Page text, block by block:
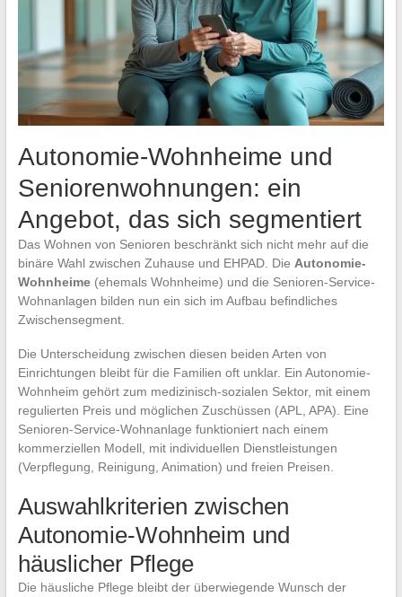
Autonomie-Wohnheime und
Seniorenwohnungen: ein
Angebot, das sich segmentiert
Das Wohnen von Senioren beschränkt sich nicht mehr auf die
binäre Wahl zwischen Zuhause und EHPAD. Die Autonomie-
Wohnheime(ehemals Wohnheime) und die Senioren-Service-
Wohnanlagen bilden nun ein sich im Aufbau befindliches
Zwischensegment.
Die Unterscheidung zwischen diesen beiden Arten von
Einrichtungen bleibt für die Familien oft unklar. Ein Autonomie-
Wohnheim gehört zum medizinisch-sozialen Sektor, mit einem
regulierten Preis und möglichen Zuschüssen (APL, APA). Eine
Senioren-Service-Wohnanlage funktioniert nach einem
kommerziellen Modell, mit individuellen Dienstleistungen
(Verpflegung, Reinigung, Animation) und freien Preisen.
Auswahlkriterien zwischen
Autonomie-Wohnheim und
häuslicher Pflege
Die häusliche Pflege bleibt der überwiegende Wunsch der